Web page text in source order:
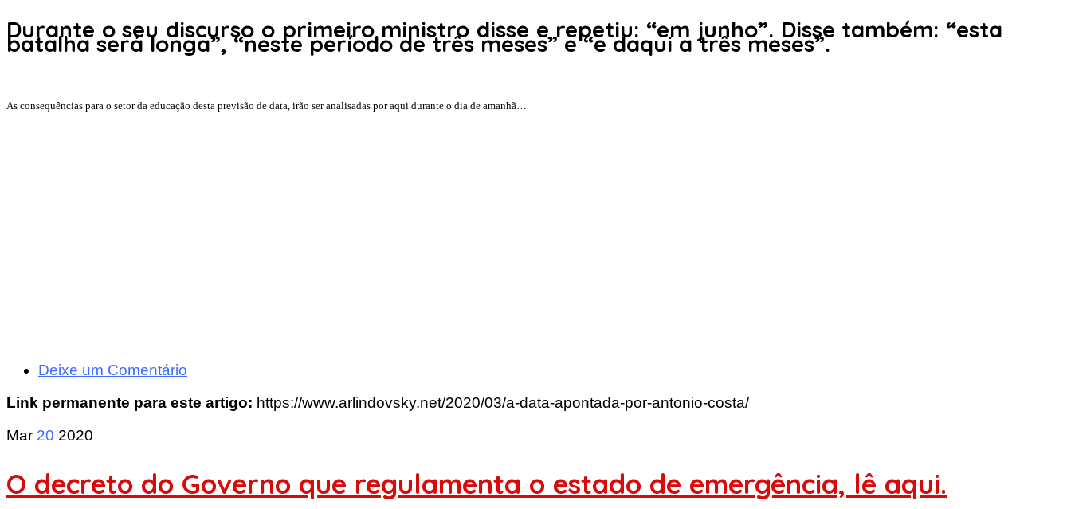
Durante o seu discurso o primeiro ministro disse e repetiu: “em junho”. Disse também: “esta
batalha será longa”, “neste período de três meses” e “e daqui a três meses”.
As consequências para o setor da educação desta previsão de data, irão ser analisadas por aqui durante o dia de amanhã…
Deixe um Comentário
Link permanente para este artigo: https://www.arlindovsky.net/2020/03/a-data-apontada-por-antonio-costa/
Mar 20 2020
O decreto do Governo que regulamenta o estado de emergência, lê aqui.